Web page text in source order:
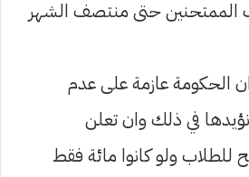
الممتحنين حتى منتصف الشهر
الحكومة عازمة على عدم
في ذلك وان تعلن
للطلاب ولو كانوا مائة فقط